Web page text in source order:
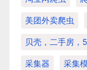
美团外卖爬虫
贝壳，二手房，
采集器 采集